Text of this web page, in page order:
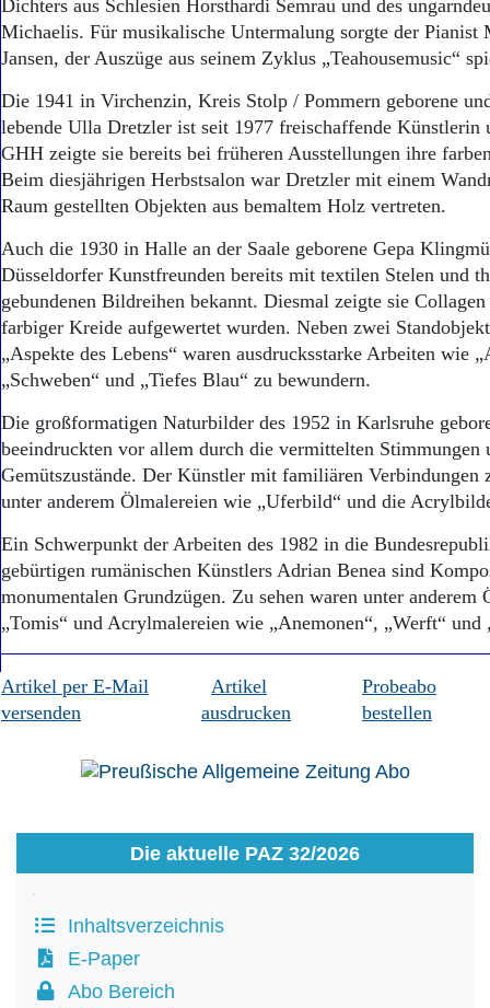
Impressum
Datenschutz
Dichters aus Schlesien Horsthardi Semrau und des
Michaelis. Für musikalische Untermalung sorgte der Pianist
Jansen, der Auszüge aus seinem Zyklus „Teahousemusic“
Die 1941 in Virchenzin, Kreis Stolp / Pommern geborene
lebende Ulla Dretzler ist seit 1977 freischaffende
GHH zeigte sie bereits bei früheren Ausstellungen ihre
Beim diesjährigen Herbstsalon war Dretzler mit einem
Raum gestellten Objekten aus bemaltem Holz vertreten.
Auch die 1930 in Halle an der Saale geborene Gepa
Düsseldorfer Kunstfreunden bereits mit textilen Stelen und
gebundenen Bildreihen bekannt. Diesmal zeigte sie
farbiger Kreide aufgewertet wurden. Neben zwei
„Aspekte des Lebens“ waren ausdrucksstarke Arbeiten wie
„Schweben“ und „Tiefes Blau“ zu bewundern.
Die großformatigen Naturbilder des 1952 in Karlsruhe
beeindruckten vor allem durch die vermittelten Stimmungen
Gemütszustände. Der Künstler mit familiären Verbindungen
unter anderem Ölmalereien wie „Uferbild“ und die
Ein Schwerpunkt der Arbeiten des 1982 in die
gebürtigen rumänischen Künstlers Adrian Benea sind
monumentalen Grundzügen. Zu sehen waren unter anderem
„Tomis“ und Acrylmalereien wie „Anemonen“, „Werft“ und
Artikel per E-Mail
versenden
Artikel
ausdrucken
Probeabo
bestellen
Die aktuelle PAZ 32/2026
Inhaltsverzeichnis
E-Paper
Abo Bereich